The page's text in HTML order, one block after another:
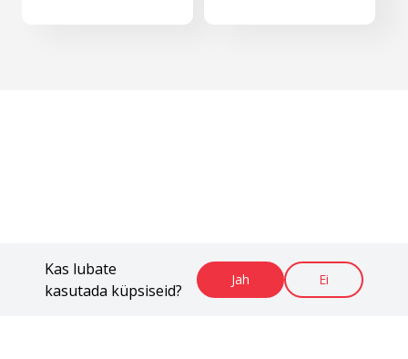
Kas lubate
kasutada küpsiseid?
Jah Ei